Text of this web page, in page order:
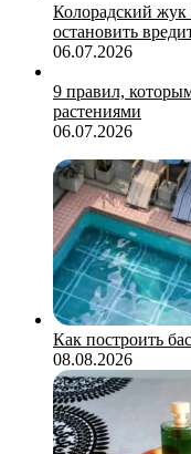
Колорадский жук
остановить
06.07.2026
9 правил,
растениями
06.07.2026
Как построить
08.08.2026